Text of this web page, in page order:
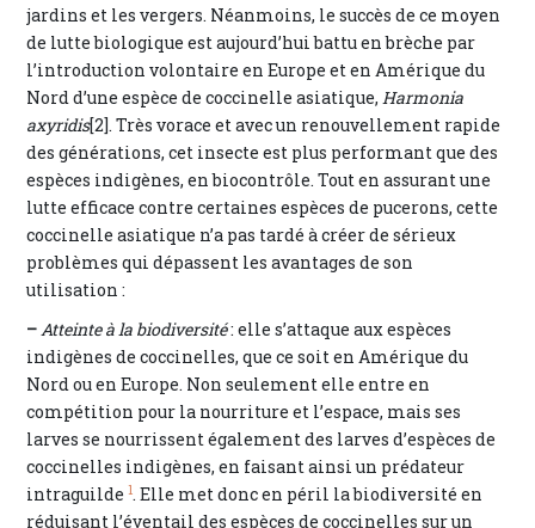
jardins et les vergers. Néanmoins, le succès de ce moyen
de lutte biologique est aujourd’hui battu en brèche par
l’introduction volontaire en Europe et en Amérique du
Nord d’une espèce de coccinelle asiatique,Harmonia
axyridis[2]. Très vorace et avec un renouvellement rapide
des générations, cet insecte est plus performant que des
espèces indigènes, en biocontrôle. Tout en assurant une
lutte efficace contre certaines espèces de pucerons, cette
coccinelle asiatique n’a pas tardé à créer de sérieux
problèmes qui dépassent les avantages de son
utilisation :
–Atteinte à la biodiversité: elle s’attaque aux espèces
indigènes de coccinelles, que ce soit en Amérique du
Nord ou en Europe. Non seulement elle entre en
compétition pour la nourriture et l’espace, mais ses
larves se nourrissent également des larves d’espèces de
coccinelles indigènes, en faisant ainsi un prédateur
intraguilde 1. Elle met donc en péril la biodiversité en
réduisant l’éventail des espèces de coccinelles sur un